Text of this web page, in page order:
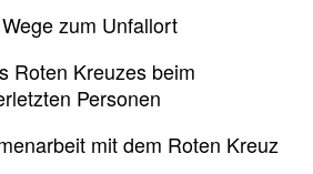
zum Unfallort
Roten Kreuzes beim
Personen
mit dem Roten Kreuz